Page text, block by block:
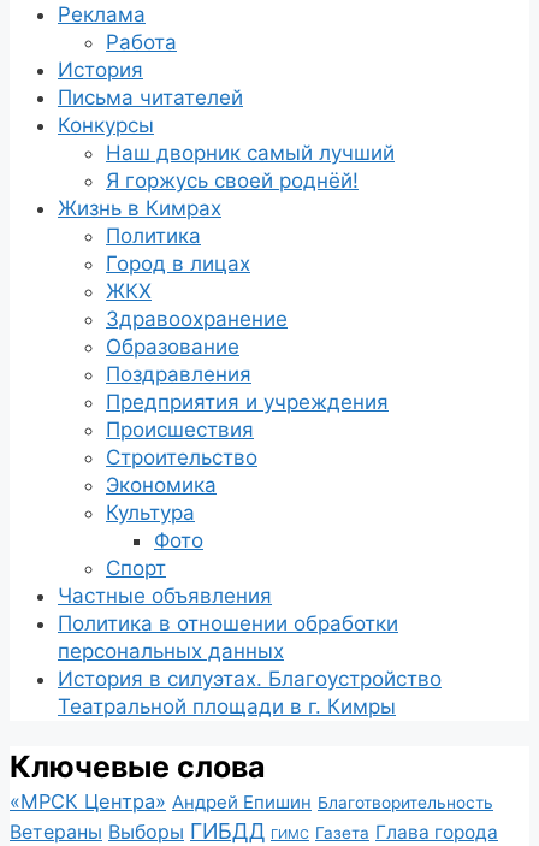
Реклама
Работа
История
Письма читателей
Конкурсы
Наш дворник самый лучший
Я горжусь своей роднёй!
Жизнь в Кимрах
Политика
Город в лицах
ЖКХ
Здравоохранение
Образование
Поздравления
Предприятия и учреждения
Происшествия
Строительство
Экономика
Культура
Фото
Спорт
Частные объявления
Политика в отношении обработки
персональных данных
История в силуэтах. Благоустройство
Театральной площади в г. Кимры
Ключевые слова
«МРСК Центра» Андрей Епишин Благотворительность
Ветераны Выборы ГИБДД ГИМС Газета Глава города